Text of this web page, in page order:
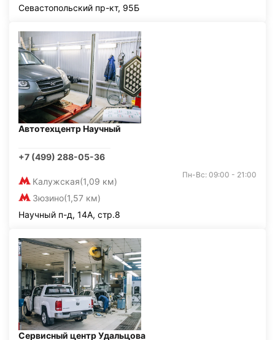
Севастопольский пр-кт, 95Б
Автотехцентр Научный
+7 (499) 288-05-36
Калужская(1,09 км)
Зюзино(1,57 км)
Пн-Вс: 09:00 - 21:00
Научный п-д, 14А, стр.8
Сервисный центр Удальцова